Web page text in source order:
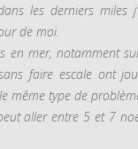
les derniers miles
de moi.
en mer, notamment
faire escale ont
même type de
aller entre 5 et 7